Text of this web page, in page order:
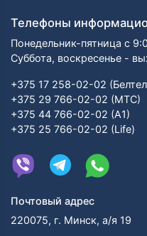
Телефоны
Понедельник-пятница с
Суббота, воскресенье -
+375 17 258-02-02
+375 29 766-02-02 (МТС)
+375 44 766-02-02 (А1)
+375 25 766-02-02 (Life)
Почтовый адрес
220075, г. Минск, а/я 19